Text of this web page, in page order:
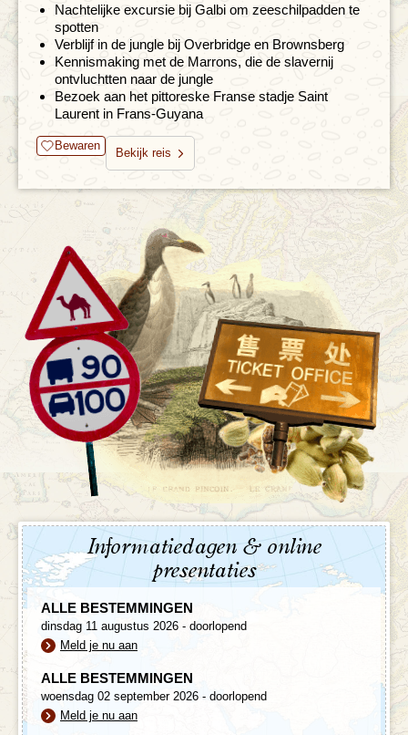
Nachtelijke excursie bij Galbi om zeeschilpadden te
spotten
Verblijf in de jungle bij Overbridge en Brownsberg
Kennismaking met de Marrons, die de slavernij
ontvluchtten naar de jungle
Bezoek aan het pittoreske Franse stadje Saint
Laurent in Frans-Guyana
Bewaren
Bekijk reis
Informatiedagen & online
presentaties
ALLE BESTEMMINGEN
dinsdag 11 augustus 2026 - doorlopend
Meld je nu aan
ALLE BESTEMMINGEN
woensdag 02 september 2026 - doorlopend
Meld je nu aan